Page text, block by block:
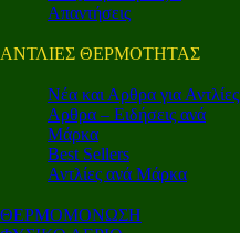
Απαντήσεις
ΑΝΤΛΙΕΣ ΘΕΡΜΟΤΗΤΑΣ
Nέα και Αρθρα για Αντλίες
Αρθρα – Ειδήσεις ανά
Μάρκα
Best Sellers
Αντλίες ανά Μάρκα
ΘΕΡΜΟΜΟΝΩΣΗ